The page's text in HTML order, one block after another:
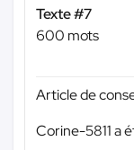
Texte #7
600 mots
Article de
Corine-5811 a